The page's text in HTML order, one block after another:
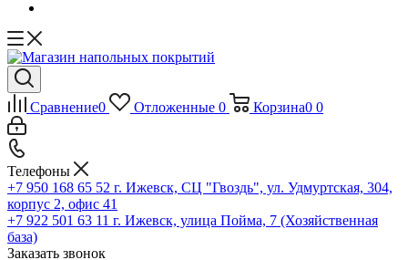
Сравнение0 Отложенные 0 Корзина0 0
Телефоны
+7 950 168 65 52 г. Ижевск, СЦ "Гвоздь", ул. Удмуртская, 304,
корпус 2, офис 41
+7 922 501 63 11 г. Ижевск, улица Пойма, 7 (Хозяйственная
база)
Заказать звонок